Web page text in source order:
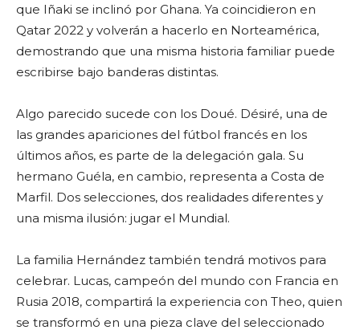
que Iñaki se inclinó por Ghana. Ya coincidieron en
Qatar 2022 y volverán a hacerlo en Norteamérica,
demostrando que una misma historia familiar puede
escribirse bajo banderas distintas.
Algo parecido sucede con los Doué. Désiré, una de
las grandes apariciones del fútbol francés en los
últimos años, es parte de la delegación gala. Su
hermano Guéla, en cambio, representa a Costa de
Marfil. Dos selecciones, dos realidades diferentes y
una misma ilusión: jugar el Mundial.
La familia Hernández también tendrá motivos para
celebrar. Lucas, campeón del mundo con Francia en
Rusia 2018, compartirá la experiencia con Theo, quien
se transformó en una pieza clave del seleccionado